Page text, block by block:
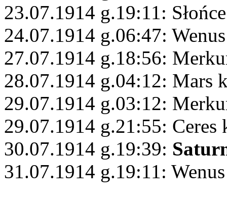
23.07.1914 g.19:11:
24.07.1914 g.06:47:
27.07.1914 g.18:56:
28.07.1914 g.04:12: Mars
29.07.1914 g.03:12:
29.07.1914 g.21:55:
30.07.1914 g.19:39:
31.07.1914 g.19:11: